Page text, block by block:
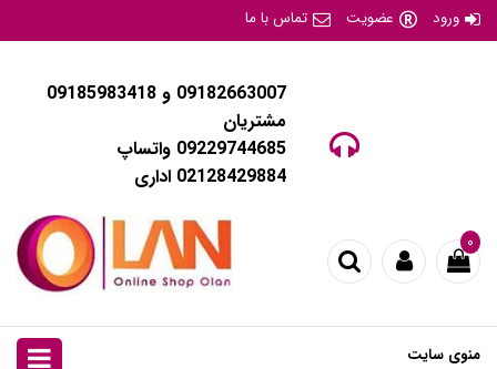
ورود عضویت تماس با ما
09182663007 و 09185983418
مشتریان
09229744685 واتساپ
02128429884 اداری
۰
منوی سایت